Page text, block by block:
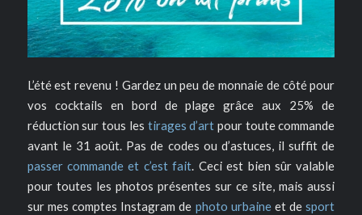
L’été est revenu ! Gardez un peu de monnaie de côté pour
vos cocktails en bord de plage grâce aux 25% de
réduction sur tous les tirages d’art pour toute commande
avant le 31 août. Pas de codes ou d’astuces, il suffit de
passer commande et c’est fait. Ceci est bien sûr valable
pour toutes les photos présentes sur ce site, mais aussi
sur mes comptes Instagram de photo urbaineet desport